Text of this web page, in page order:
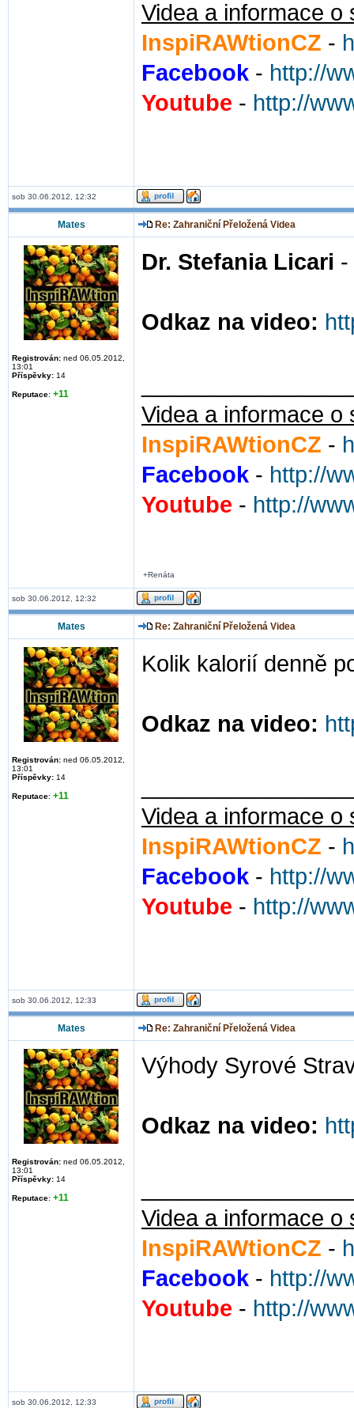
Videa a informace
InspiRAWtionCZ -
Facebook - http://
Youtube - http://
sob 30.06.2012, 12:32
Mates Re: Zahraniční Přeložená Videa
Registrován: ned 06.05.2012,
13:01
Příspěvky: 14
Reputace: +11
Dr. Stefania Licari -
Odkaz na video:
Videa a informace
InspiRAWtionCZ -
Facebook - http://
Youtube - http://
+Renáta
sob 30.06.2012, 12:32
Mates Re: Zahraniční Přeložená Videa
Registrován: ned 06.05.2012,
13:01
Příspěvky: 14
Reputace: +11
Kolik kalorií denně
Odkaz na video:
Videa a informace
InspiRAWtionCZ -
Facebook - http://
Youtube - http://
sob 30.06.2012, 12:33
Mates Re: Zahraniční Přeložená Videa
Registrován: ned 06.05.2012,
13:01
Příspěvky: 14
Reputace: +11
Výhody Syrové
Odkaz na video:
Videa a informace
InspiRAWtionCZ -
Facebook - http://
Youtube - http://
sob 30.06.2012, 12:33